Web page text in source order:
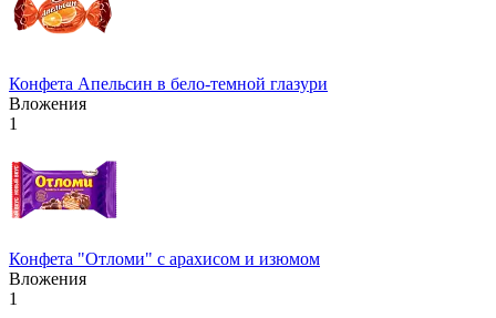
Конфета Апельсин в бело-темной глазури
Вложения
1
Конфета "Отломи" с арахисом и изюмом
Вложения
1